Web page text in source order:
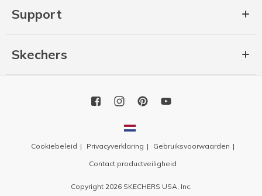
Support
Skechers
Cookiebeleid Privacyverklaring
Gebruiksvoorwaarden
Contact productveiligheid
Copyright 2026 SKECHERS USA, Inc.